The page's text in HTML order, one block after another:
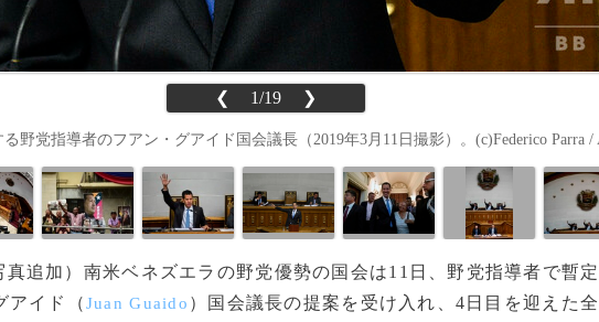
❮ 1/19 ❯
野党指導者のフアン・グアイド国会議長（2019年3月11日撮影）。(c)Federico Parra /
真追加）南米ベネズエラの野党優勢の国会は11日、野党指導者で暫
アイド（Juan Guaido ）国会議長の提案を受け入れ、4日目を迎えた